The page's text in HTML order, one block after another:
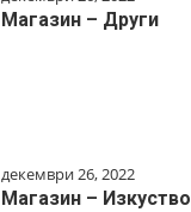
Магазин – Други
декември 26, 2022
Магазин – Изкуство